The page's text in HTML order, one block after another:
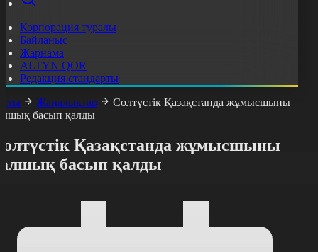
Корпорация туралы
Байланыс
Жарнама
ALTYN QOR
Редакция стандарты
Жаңалықтар
Солтүстік Қазақстанда жұмысшыны
басып қалды
Қазақстанда жұмысшыны
басып қалды